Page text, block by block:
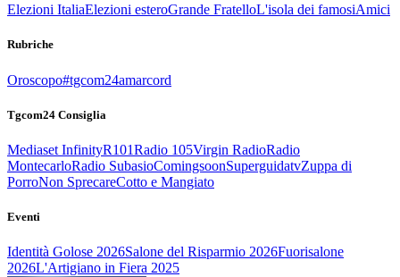
Elezioni ItaliaElezioni esteroGrande FratelloL'isola dei famosiAmici
Rubriche
Oroscopo#tgcom24amarcord
Tgcom24 Consiglia
Mediaset InfinityR101Radio 105Virgin RadioRadio
MontecarloRadio SubasioComingsoonSuperguidatvZuppa di
PorroNon SprecareCotto e Mangiato
Eventi
Identità Golose 2026Salone del Risparmio 2026Fuorisalone
2026L'Artigiano in Fiera 2025